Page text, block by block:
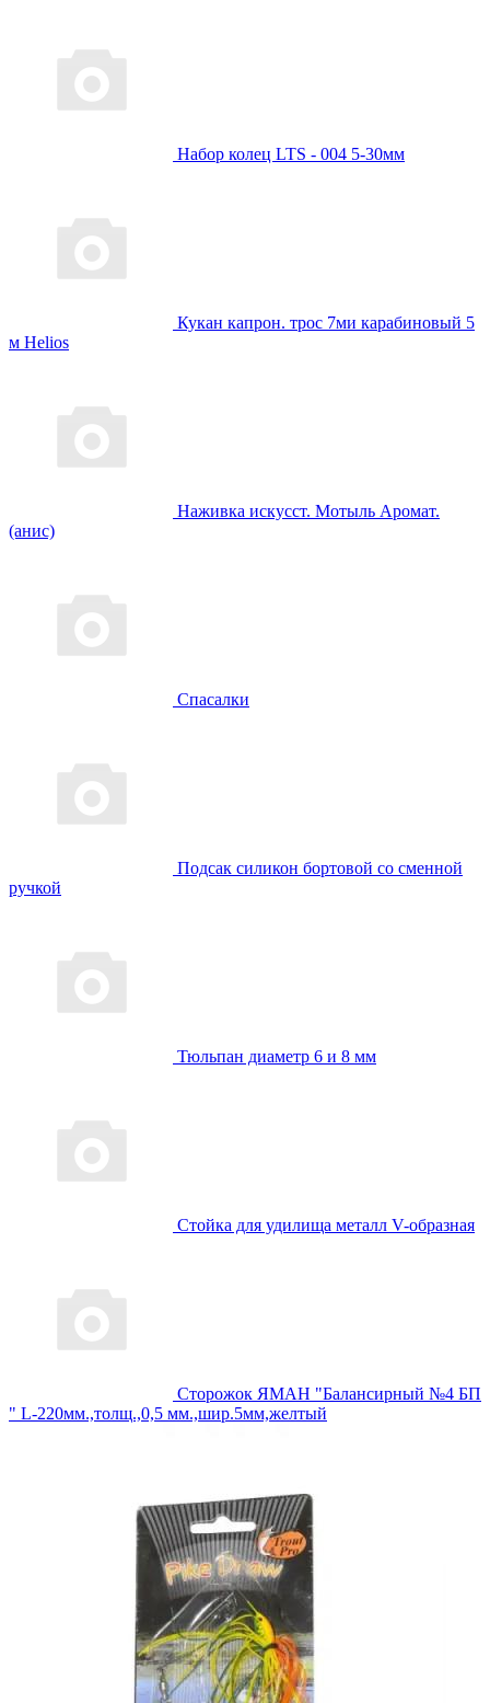
Набор колец LTS - 004 5-30мм
Кукан капрон. трос 7ми карабиновый 5
м Helios
Наживка искусст. Мотыль Аромат.
(анис)
Спасалки
Подсак силикон бортовой со сменной
ручкой
Тюльпан диаметр 6 и 8 мм
Стойка для удилища металл V-образная
Сторожок ЯМАН "Балансирный №4 БП
" L-220мм.,толщ.,0,5 мм.,шир.5мм,желтый